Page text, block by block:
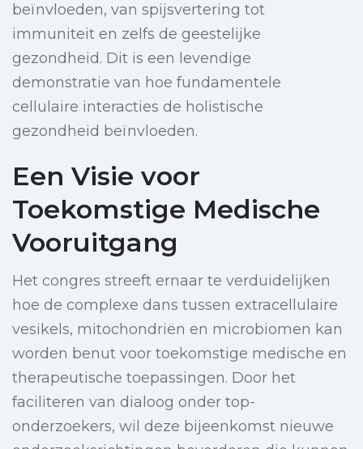
beïnvloeden, van spijsvertering tot
immuniteit en zelfs de geestelijke
gezondheid. Dit is een levendige
demonstratie van hoe fundamentele
cellulaire interacties de holistische
gezondheid beïnvloeden.
Een Visie voor
Toekomstige Medische
Vooruitgang
Het congres streeft ernaar te verduidelijken
hoe de complexe dans tussen extracellulaire
vesikels, mitochondriën en microbiomen kan
worden benut voor toekomstige medische en
therapeutische toepassingen. Door het
faciliteren van dialoog onder top-
onderzoekers, wil deze bijeenkomst nieuwe